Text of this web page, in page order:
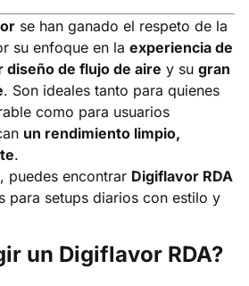
se han ganado el respeto de la
su enfoque en la experiencia de
diseño de flujo de aire y su gran
. Son ideales tanto para quienes
como para usuarios
un rendimiento limpio,
.
, puedes encontrar Digiflavor RDA
para setups diarios con estilo y
un Digiflavor RDA?